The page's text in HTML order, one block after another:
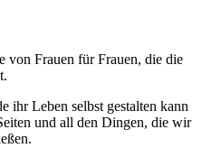
Frauen für Frauen, die die
ihr Leben selbst gestalten kann
und all den Dingen, die wir